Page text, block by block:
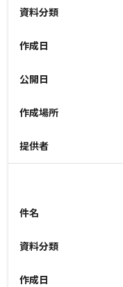
資料分類
作成日
公開日
作成場所
提供者
件名
資料分類
作成日